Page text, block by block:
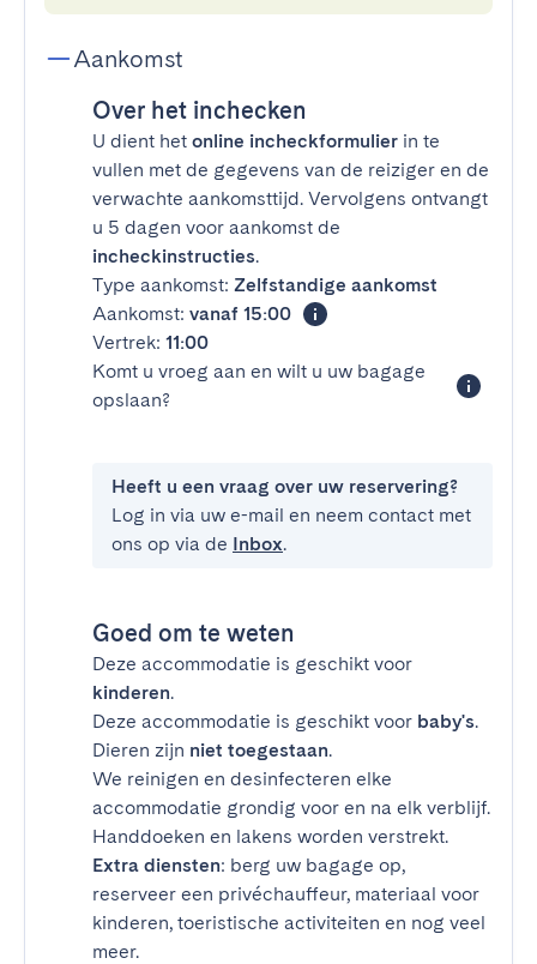
Aankomst
Over het inchecken
U dient het online incheckformulier in te
vullen met de gegevens van de reiziger en de
verwachte aankomsttijd. Vervolgens ontvangt
u 5 dagen voor aankomst de
incheckinstructies.
Type aankomst: Zelfstandige aankomst
Aankomst: vanaf 15:00
Vertrek: 11:00
Komt u vroeg aan en wilt u uw bagage
opslaan?
Heeft u een vraag over uw reservering?
Log in via uw e-mail en neem contact met
ons op via de Inbox.
Goed om te weten
Deze accommodatie is geschikt voor
kinderen.
Deze accommodatie is geschikt voor baby's.
Dieren zijn niet toegestaan.
We reinigen en desinfecteren elke
accommodatie grondig voor en na elk verblijf.
Handdoeken en lakens worden verstrekt.
Extra diensten: berg uw bagage op,
reserveer een privéchauffeur, materiaal voor
kinderen, toeristische activiteiten en nog veel
meer.